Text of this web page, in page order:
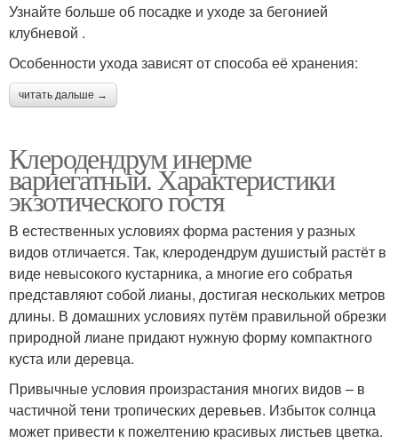
Узнайте больше об посадке и уходе за бегонией
клубневой .
Особенности ухода зависят от способа её хранения:
читать дальше →
Клеродендрум инерме
вариегатный. Характеристики
экзотического гостя
В естественных условиях форма растения у разных
видов отличается. Так, клеродендрум душистый растёт в
виде невысокого кустарника, а многие его собратья
представляют собой лианы, достигая нескольких метров
длины. В домашних условиях путём правильной обрезки
природной лиане придают нужную форму компактного
куста или деревца.
Привычные условия произрастания многих видов – в
частичной тени тропических деревьев. Избыток солнца
может привести к пожелтению красивых листьев цветка.